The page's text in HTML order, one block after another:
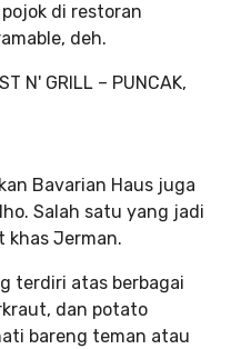
di restoran
deh.
Bavarian Haus juga
Salah satu yang jadi
khas Jerman.
terdiri atas berbagai
dan potato
bareng teman atau